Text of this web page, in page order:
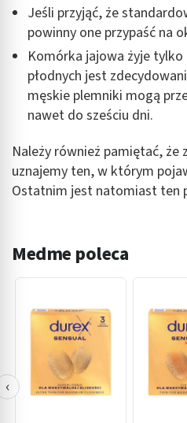
Jeśli przyjąć, że
powinny one przypaść na
Komórka jajowa żyje tylko
płodnych jest
męskie plemniki mogą
nawet do sześciu dni.
Należy również pamiętać, że
uznajemy ten, w którym
Ostatnim jest natomiast ten
Medme poleca
‹